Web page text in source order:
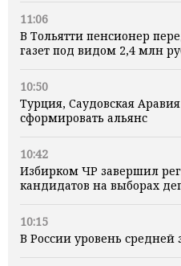
11:06
В Тольятти пенсионер
газет под видом 2,4 млн
10:50
Турция, Саудовская
сформировать альянс
10:42
Избирком ЧР завершил
кандидатов на выборах
10:15
В России уровень средней